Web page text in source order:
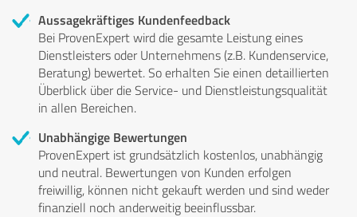
Aussagekräftiges Kundenfeedback
Bei ProvenExpert wird die gesamte Leistung eines
Dienstleisters oder Unternehmens (z.B. Kundenservice,
Beratung) bewertet. So erhalten Sie einen detaillierten
Überblick über die Service- und Dienstleistungsqualität
in allen Bereichen.
Unabhängige Bewertungen
ProvenExpert ist grundsätzlich kostenlos, unabhängig
und neutral. Bewertungen von Kunden erfolgen
freiwillig, können nicht gekauft werden und sind weder
finanziell noch anderweitig beeinflussbar.